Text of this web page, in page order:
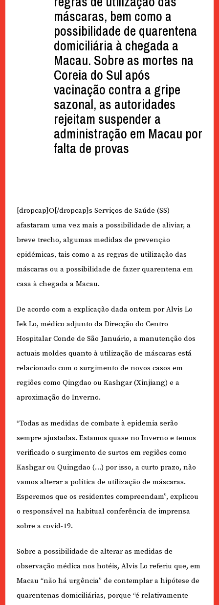
máscaras, bem como a
possibilidade de quarentena
domiciliária à chegada a
Macau. Sobre as mortes na
Coreia do Sul após
vacinação contra a gripe
sazonal, as autoridades
rejeitam suspender a
administração em Macau por
falta de provas
[dropcap]O[/dropcap]s Serviços de Saúde (SS)
afastaram uma vez mais a possibilidade de aliviar, a
breve trecho, algumas medidas de prevenção
epidémicas, tais como a as regras de utilização das
máscaras ou a possibilidade de fazer quarentena em
casa à chegada a Macau.
De acordo com a explicação dada ontem por Alvis Lo
Iek Lo, médico adjunto da Direcção do Centro
Hospitalar Conde de São Januário, a manutenção dos
actuais moldes quanto à utilização de máscaras está
relacionado com o surgimento de novos casos em
regiões como Qingdao ou Kashgar (Xinjiang) e a
aproximação do Inverno.
“Todas as medidas de combate à epidemia serão
sempre ajustadas. Estamos quase no Inverno e temos
verificado o surgimento de surtos em regiões como
Kashgar ou Quingdao (…) por isso, a curto prazo, não
vamos alterar a política de utilização de máscaras.
Esperemos que os residentes compreendam”, explicou
o responsável na habitual conferência de imprensa
sobre a covid-19.
Sobre a possibilidade de alterar as medidas de
observação médica nos hotéis, Alvis Lo referiu que, em
Macau “não há urgência” de contemplar a hipótese de
quarentenas domiciliárias, porque “é relativamente